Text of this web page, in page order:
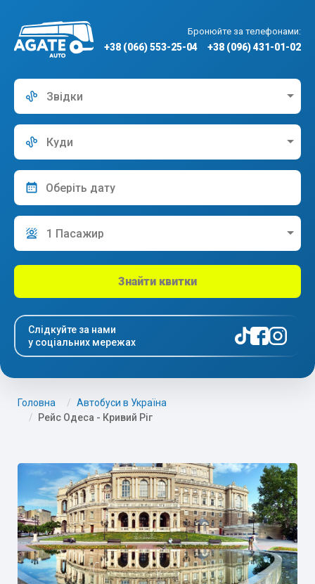
Бронюйте за телефонами:
+38 (066) 553-25-04 +38 (096) 431-01-02
Звідки
Куди
1 Пасажир
Знайти квитки
Слідкуйте за нами
у соціальних мережах
Головна
Автобуси в Україна
Рейс Одеса - Кривий Ріг